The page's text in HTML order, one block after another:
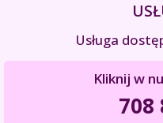
Usługa
Kliknij w
708